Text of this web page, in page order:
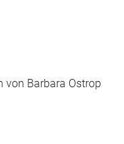
von Barbara Ostrop